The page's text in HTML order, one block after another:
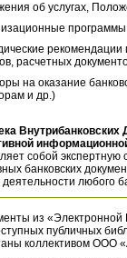
об услугах,
расчетных
на оказание
и др.)
собой экспертную
банковских
деятельности любого
из «Электронной
публичных
коллективом ООО